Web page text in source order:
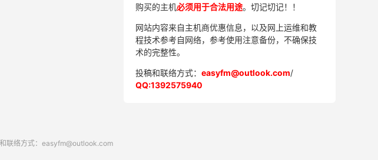
购买的主机必须用于合法用途。切记切记！！
网站内容来自主机商优惠信息，以及网上运维和教
程技术参考自网络，参考使用注意备份，不确保技
术的完整性。
投稿和联络方式： easyfm@outlook.com/
QQ:1392575940
联络方式：easyfm@outlook.com